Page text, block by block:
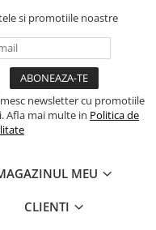
medicul veterinar.
hranire:
portiile din alte
o conditie
hraniti ca o masa
21 de tuburi
de mancare poate
apa curata si proaspata
si promotiile noastre
newsletter cu promotiile
Afla mai multe in Politica de
MEU
CLIENTI